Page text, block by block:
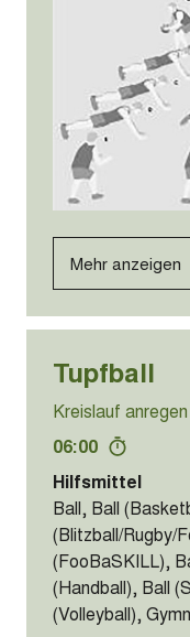
Mehr anzeigen
Tupfball
Kreislauf anregen
06:00
Hilfsmittel
Ball, Ball
(Blitzball/Rugby/
(FooBaSKILL),
(Handball), Ball
(Volleyball),